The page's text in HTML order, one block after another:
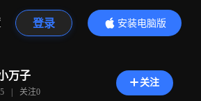
登录
安装电脑版
内容更精彩
万子
| 关注0
关注